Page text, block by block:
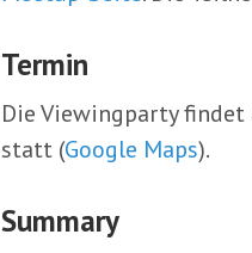
Termin
Die Viewingparty
statt (Google Maps).
Summary